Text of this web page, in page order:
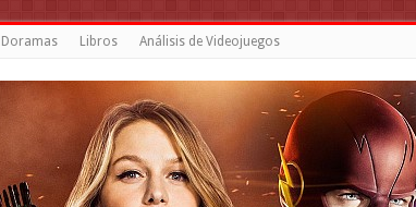
Doramas Libros Análisis de Videojuegos